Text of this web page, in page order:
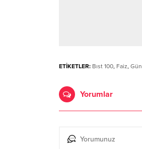
ETİKETLER: Bıst 100, Faiz, Gün
Yorumlar